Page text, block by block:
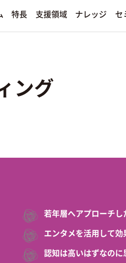
特長 支援領域 ナレッジ セ
若年層マ
運用サービス
る
ング
若年層へアプローチし
エンタメを活用して
認知は高いはずなの